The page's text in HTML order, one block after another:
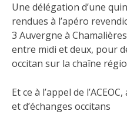
Une délégation d’une
rendues à l’apéro
3 Auvergne à
entre midi et deux, pour
occitan sur la chaîne
Et ce à l’appel de
et d’échanges occitans